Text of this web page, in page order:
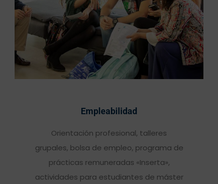
Empleabilidad
Orientación profesional, talleres
grupales, bolsa de empleo, programa de
prácticas remuneradas «Inserta»,
actividades para estudiantes de máster